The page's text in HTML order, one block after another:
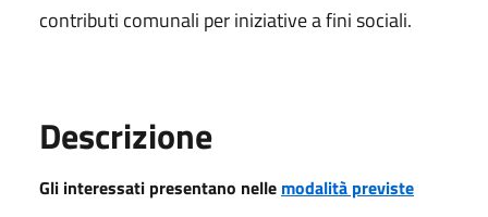
contributi comunali per iniziative a fini sociali.
Descrizione
Gli interessati presentano nelle modalità previste